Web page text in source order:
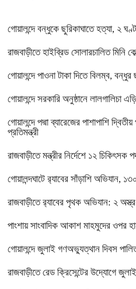
গোয়ালন্দে বন্ধুকে ছুরিকাঘাতে হত্যা, ২
রাজবাড়ীতে হাইব্রিড সোলারচালিত মিনি
গোয়ালন্দে পাওনা টাকা দিতে বিলম্ব, বন্ধুর
গোয়ালন্দে সরকারি অনুষ্ঠানে লালগালিচা
গোয়ালন্দে পদ্মা ব্যারেজের পাশাপাশি
প্রতিমন্ত্রী
রাজবাড়ীতে মন্ত্রীর নির্দেশে ১২
গোয়ালন্দঘাটে র‌্যাবের সাঁড়াশি অভিযান,
রাজবাড়ীতে র‌্যাবের পৃথক অভিযান: ২
পাংশায় সাংবাদিক আকাশ মাহমুদের ওপর
গোয়ালন্দে জুলাই গণঅভ্যুত্থান দিবস
রাজবাড়ীতে রেড ক্রিসেন্টের উদ্যোগে